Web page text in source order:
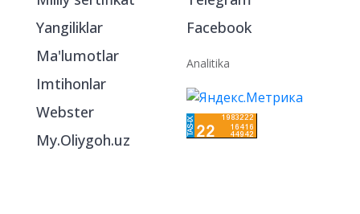
Bo‘limlar
Oliygohlar
Imtihonlar
Ijtimoiy tarmoqlarda
Telegram
Facebook
Analitika